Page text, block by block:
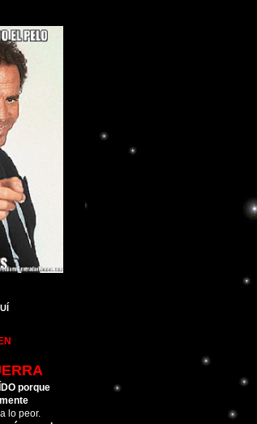
porque
lo peor.